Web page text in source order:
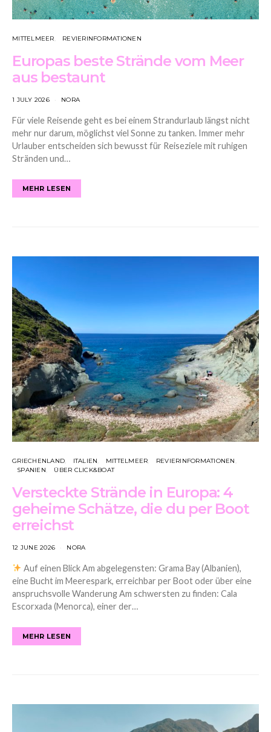
MITTELMEER REVIERINFORMATIONEN
Europas beste Strände vom Meer
aus bestaunt
1 JULY 2026 NORA
Für viele Reisende geht es bei einem Strandurlaub längst nicht
mehr nur darum, möglichst viel Sonne zu tanken. Immer mehr
Urlauber entscheiden sich bewusst für Reiseziele mit ruhigen
Stränden und…
MEHR LESEN
GRIECHENLAND ITALIEN MITTELMEER
REVIERINFORMATIONEN
SPANIEN
ÜBER CLICK&BOAT
Versteckte Strände in Europa: 4
geheime Schätze, die du per Boot
erreichst
12 JUNE 2026 NORA
Auf einen Blick Am abgelegensten: Grama Bay (Albanien),
eine Bucht im Meerespark, erreichbar per Boot oder über eine
anspruchsvolle Wanderung Am schwersten zu finden: Cala
Escorxada (Menorca), einer der…
MEHR LESEN